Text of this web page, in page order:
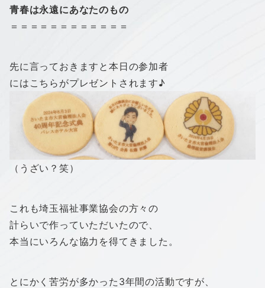
青春は永遠にあなたのもの
＝＝＝＝＝＝＝＝＝＝＝＝
先に言っておきますと本日の参加者
にはこちらがプレゼントされます♪
（うざい？笑）
これも埼玉福祉事業協会の方々の
計らいで作っていただいたので、
本当にいろんな協力を得てきました。
とにかく苦労が多かった3年間の活動ですが、